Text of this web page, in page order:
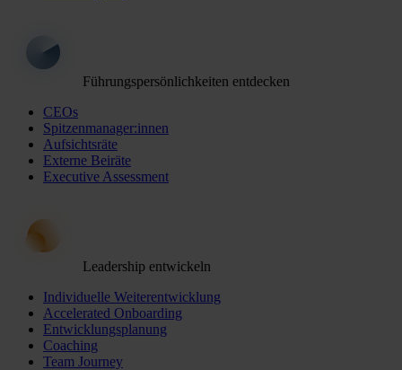
Führungspersönlichkeiten entdecken
CEOs
Spitzenmanager:innen
Aufsichtsräte
Externe Beiräte
Executive Assessment
Leadership entwickeln
Individuelle Weiterentwicklung
Accelerated Onboarding
Entwicklungsplanung
Coaching
Team Journey